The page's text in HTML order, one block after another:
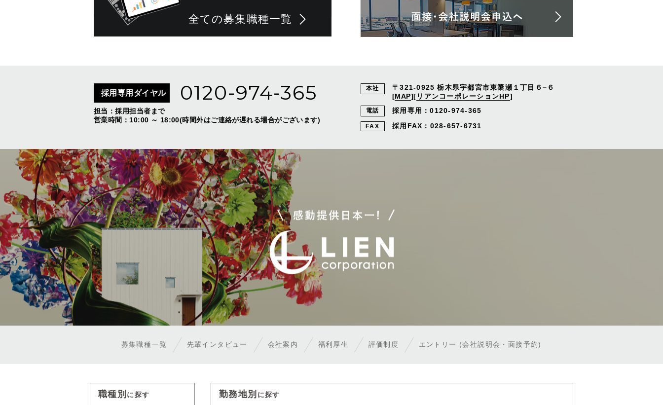
全ての募集職種一覧
採用専用ダイヤル 0120-974-365
担当：採用担当者まで
営業時間：10:00 ～ 18:00(時間外はご連絡が遅れる場合がございます)
本社 〒321-0925 栃木県宇都宮市東簗瀬１丁目６−６
[MAP][ リアンコーポレーションHP]
電話 採用専用：0120-974-365
FAX 採用FAX：028-657-6731
募集職種一覧 先輩インタビュー 会社案内 福利厚生 評価制度 エントリー (会社説明会・面接予約)
職種別 に探す 勤務地別 に探す